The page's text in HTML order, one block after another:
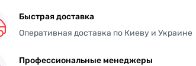
Быстрая доставка
Оперативная доставка по Киеву и Украине
Профессиональные менеджеры